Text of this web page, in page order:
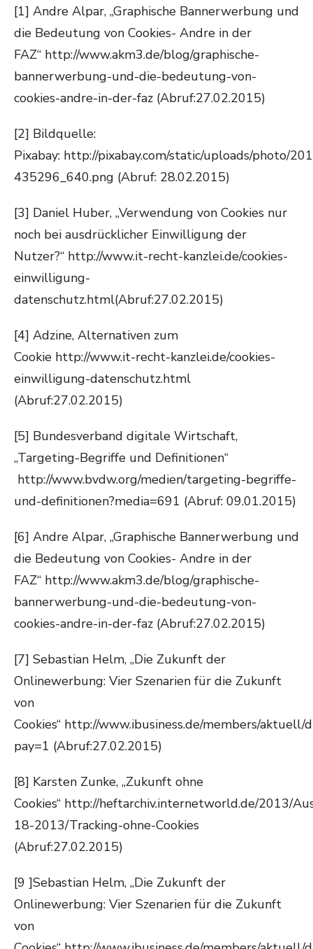
[1] Andre Alpar, „Graphische Bannerwerbung und
die Bedeutung von Cookies- Andre in der
FAZ“ http://www.akm3.de/blog/graphische-
bannerwerbung-und-die-bedeutung-von-
cookies-andre-in-der-faz (Abruf:27.02.2015)
[2] Bildquelle:
Pixabay: http://pixabay.com/static/uploads/photo/
435296_640.png (Abruf: 28.02.2015)
[3] Daniel Huber, „Verwendung von Cookies nur
noch bei ausdrücklicher Einwilligung der
Nutzer?“ http://www.it-recht-kanzlei.de/cookies-
einwilligung-
datenschutz.html(Abruf:27.02.2015)
[4] Adzine, Alternativen zum
Cookie http://www.it-recht-kanzlei.de/cookies-
einwilligung-datenschutz.html
(Abruf:27.02.2015)
[5] Bundesverband digitale Wirtschaft,
„Targeting-Begriffe und Definitionen“
http://www.bvdw.org/medien/targeting-begriffe-
und-definitionen?media=691 (Abruf: 09.01.2015)
[6] Andre Alpar, „Graphische Bannerwerbung und
die Bedeutung von Cookies- Andre in der
FAZ“ http://www.akm3.de/blog/graphische-
bannerwerbung-und-die-bedeutung-von-
cookies-andre-in-der-faz (Abruf:27.02.2015)
[7] Sebastian Helm, „Die Zukunft der
Onlinewerbung: Vier Szenarien für die Zukunft
von
Cookies“ http://www.ibusiness.de/members/
pay=1 (Abruf:27.02.2015)
[8] Karsten Zunke, „Zukunft ohne
Cookies“ http://heftarchiv.internetworld.de/2013/
18-2013/Tracking-ohne-Cookies
(Abruf:27.02.2015)
[9 ]Sebastian Helm, „Die Zukunft der
Onlinewerbung: Vier Szenarien für die Zukunft
von